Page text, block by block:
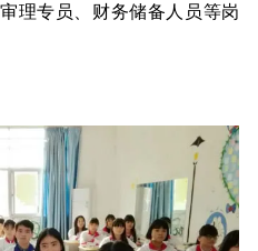
理专员、财务储备人员等岗